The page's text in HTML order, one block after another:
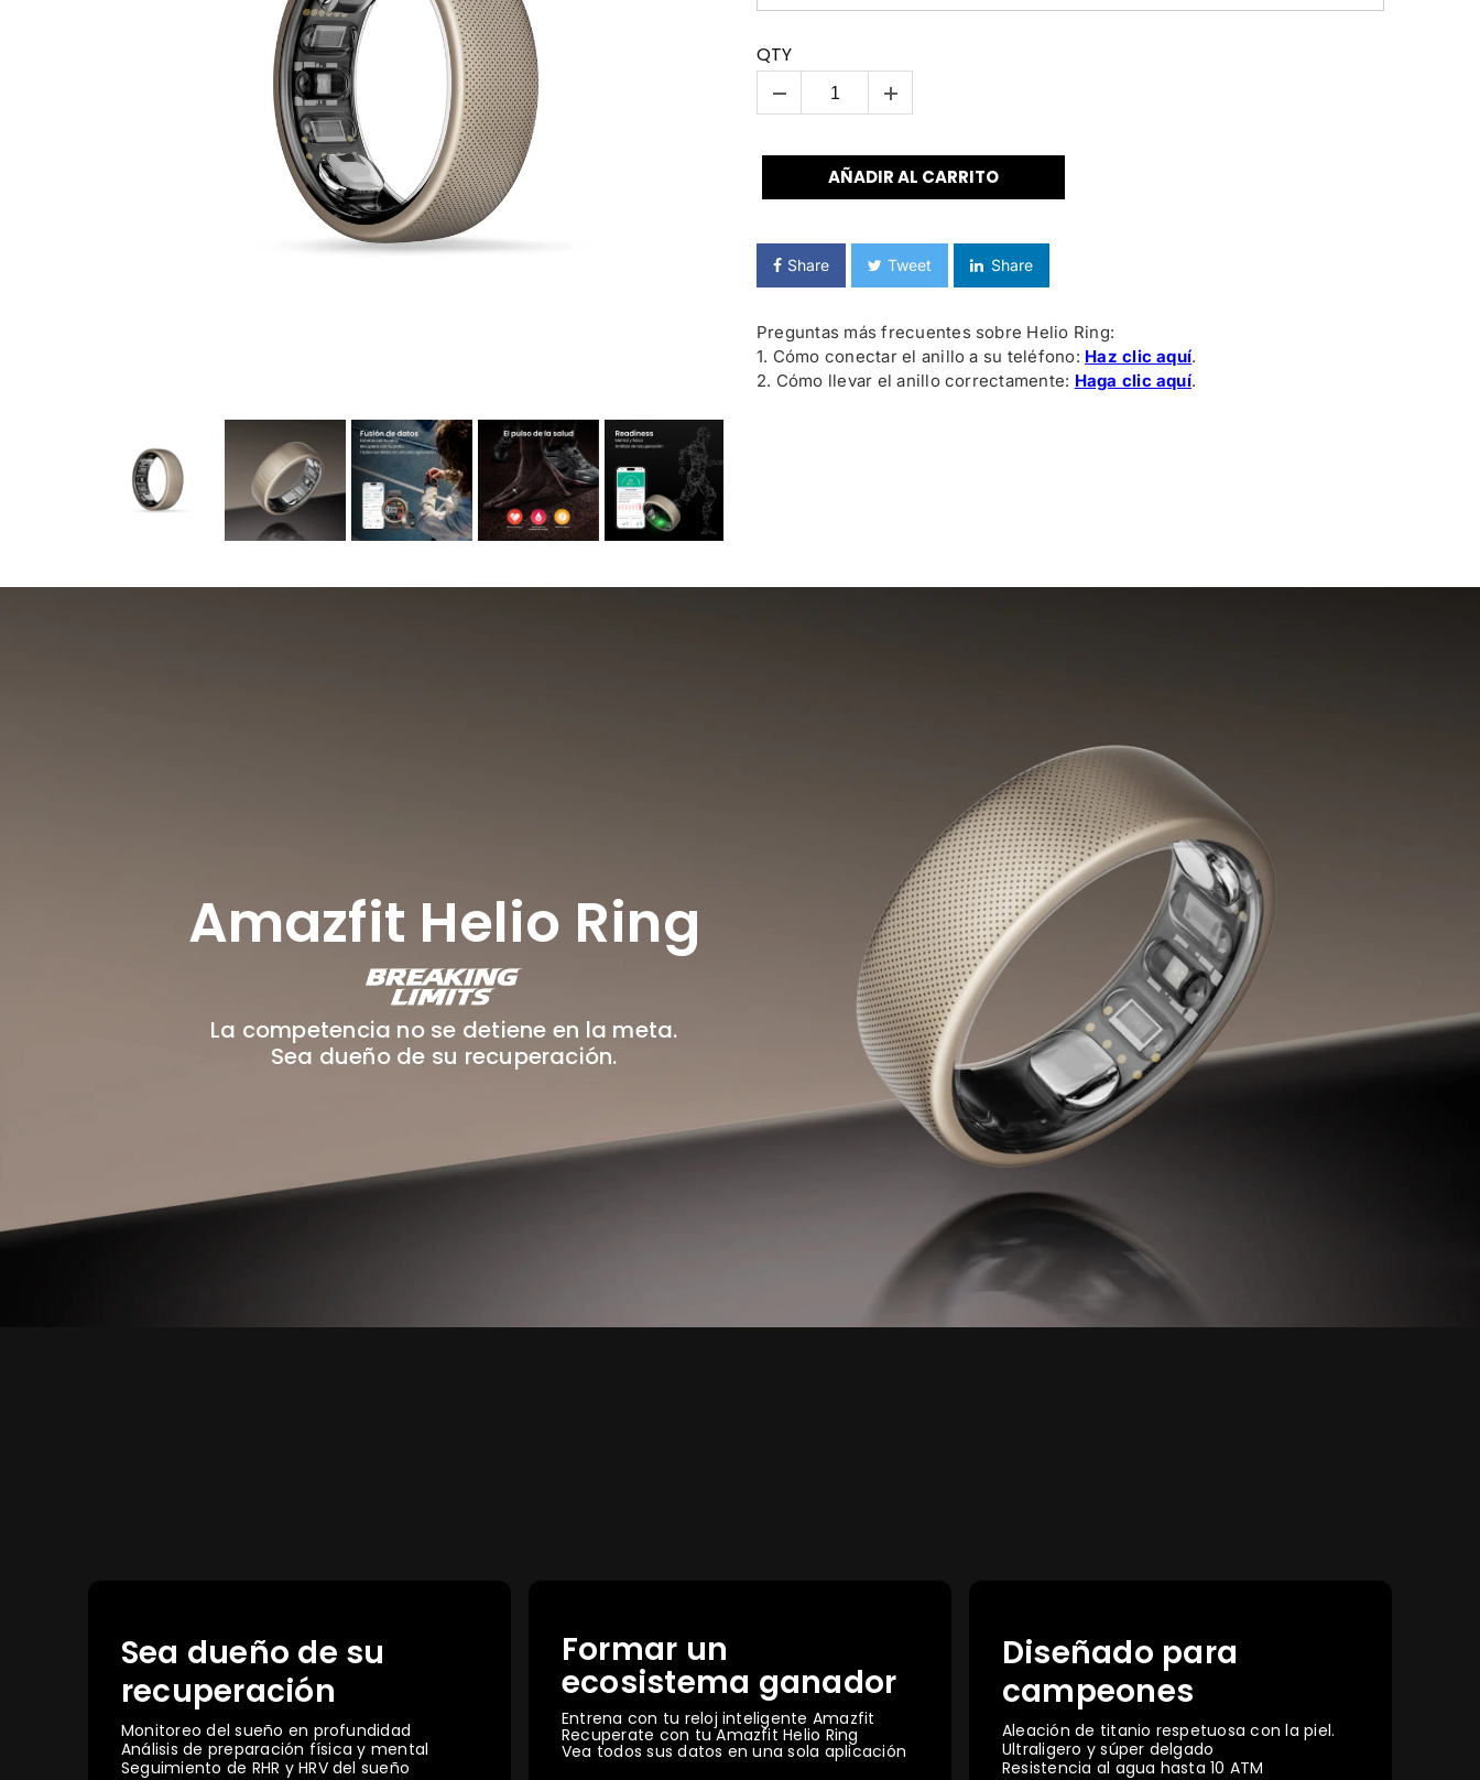
QTY
AÑADIR AL CARRITO
Share Tweet Share
Preguntas más frecuentes sobre Helio Ring:
1. Cómo conectar el anillo a su teléfono: Haz clic aquí.
2. Cómo llevar el anillo correctamente: Haga clic aquí.
Amazfit Helio Ring
La competencia no se detiene en la meta.
Sea dueño de su recuperación.
Sea dueño de su
recuperación
Monitoreo del sueño en profundidad
Análisis de preparación física y mental
Seguimiento de RHR y HRV del sueño
Formar un
ecosistema ganador
Entrena con tu reloj inteligente Amazfit
Recuperate con tu Amazfit Helio Ring
Vea todos sus datos en una sola aplicación
Diseñado para
campeones
Aleación de titanio respetuosa con la piel.
Ultraligero y súper delgado
Resistencia al agua hasta 10 ATM